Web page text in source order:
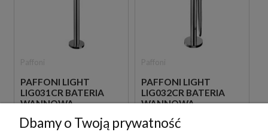
PAFFONI LIGHT
LIG031CR BATERIA
WANNOWA
CHROM
PAFFONI LIGHT
LIG032CR BATERIA
WANNOWA
CHROM
Dbamy o Twoją prywatność